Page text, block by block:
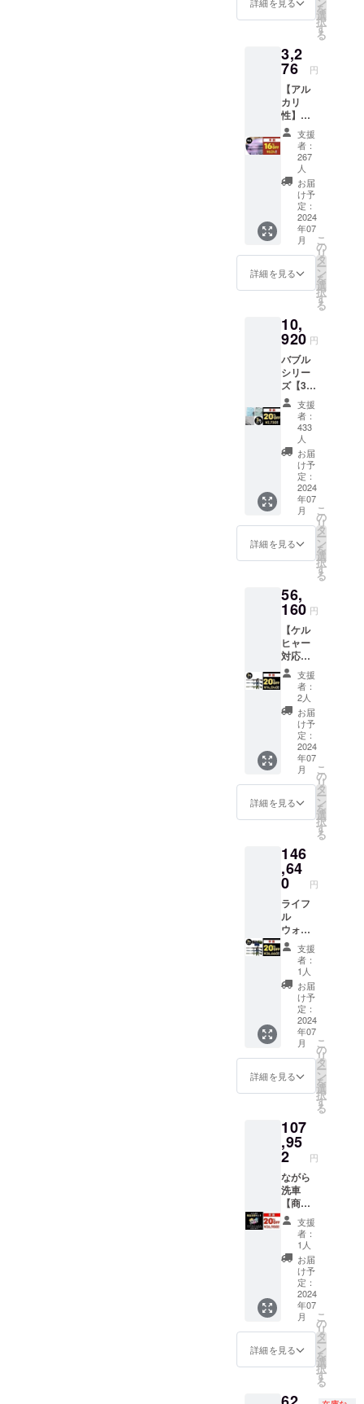
500ml
・取扱
説明
書：有
・取扱
説明書
の対応
言語：
日本語
・保証
期間：
30日間
保証
報 ・
メー
所在
地：日
本 ・法
人名：
（株）
NAGAR
A 2.商
品概要
につい
て ・名
称：ス
ノー
コー
ティン
グバブ
分：中
性コー
・内容
量：
350ml
・取扱
説明
書：有
・取扱
説明書
の対応
言語：
日本語
・保証
期間：
30日間
保証
を
選
択
す
る
3,2
76 円
【アル
カリ
性】
レッド
アルカ
リバブ
割：
3,276円
（16%
OFF) 1.
本商品
のメー
カー情
報 ・
地：日
本 ・法
人名：
（株）
NAGAR
A 2.商
品概要
につい
て ・名
称：
レッド
アルカ
リバブ
分：ア
ルカリ
ティン
グシャ
量：
500ml
・取扱
説明
書：有
・取扱
説明書
の対応
言語：
日本語
・保証
期間：
30日間
保証
支援
者：
267
人
お届
け予
定：
2024
年07
月
詳細を見る
こ
の
リ
タ
ー
ン
を
選
択
す
る
10,
920 円
バブル
シリー
ズ【3色
セッ
ト】
（ブ
ルー
ニュー
トラル
バブル
500ml
、グ
リーン
アシッ
ドバブ
ノー
コー
ティン
グバブ
ル
350ml)
早割：
10,920
（20%
OFF) 1.
本商品
のメー
カー情
報 ・
メー
カーの
人名：
（株）
NAGAR
A 2.商
品概要
につい
て ・名
称：バ
ブルシ
リーズ
3色セッ
ト
（ブ
ルー
ニュー
トラル
バブル
【中
シッド
バブル
【酸
性】、
スノー
コー
ティン
グバブ
ル【中
性】）
・成
分：中
性、酸
性 ・内
容量：
（ブ
ルー
ニュー
支援
者：
433
人
お届
け予
定：
2024
年07
月
詳細を見る
こ
の
リ
タ
ー
ン
を
選
択
す
る
56,
160 円
【ケル
ヒャー
対応】
ライフ
ルウ
オッ
シュ【3
色セッ
ト】ノ
ズルの
ターン
内容 ラ
イフル
ウォッ
シュノ
黒・
青・緑
のノズ
ル3色
セット
※ライフ
ルタン
ク（高
圧洗浄
機）は
付属し
ませ
ん。 1.
本商品
のメー
カー情
報 ・
メー
カーの
所在
本 ・法
人名：
（株）
NAGAR
A 2.商
品概要
につい
て ・商
品サイ
ズ/重
量：約
110cm
25cm/1.
9kg(ラ
イフル
ウォッ
シュ本
体） ・
素材：
チッ
支援
者：
2人
お届
け予
定：
2024
年07
月
詳細を見る
こ
の
リ
タ
ー
ン
を
選
択
す
る
146
,64
0 円
ライフ
ル
ウォッ
シュ＆
ライフ
ルタン
ク【3色
セッ
ト】 ◆
リター
ン内容
ライフ
ルウ
オッ
シュ【3
色】 ラ
タンク
【10Mp
a】
【12Mp
a】
【15Mp
a】 デ
ザイン&
コスパ
向け
【10Mp
a】 洗
車&外壁
洗浄向
【12Mp
a】 変
態向け
【15Mp
a】 1.本
メー
支援
者：
1人
お届
け予
定：
2024
年07
月
詳細を見る
こ
の
リ
タ
ー
ン
を
選
択
す
る
107
,95
2 円
ながら
洗車
【商品
全部
セッ
ト】
（全22
種類）
※ライフ
ウォッ
シュ・
ライフ
ルタン
ク・
イー
リッ
支援
者：
1人
お届
け予
定：
2024
年07
月
詳細を見る
こ
の
リ
タ
ー
ン
を
選
択
す
る